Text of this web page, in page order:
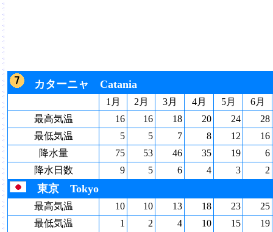
カターニャ Catania
1月 2月 3月 4月 5月
6月
最高気温
16 16 18 20 24
28
最低気温
5 5 7 8 12
16
降水量
75 53 46 35 19
6
降水日数
9 5 6 4 3 2
東京 Tokyo
最高気温 10 10 13 18 23
25
最低気温
1 2 4 10 15
19